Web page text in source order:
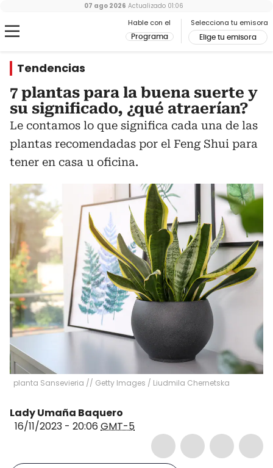
Hable con el
Programa
Selecciona tu emisora
Elige tu emisora
07 ago 2026 Actualizado 01:06
Tendencias
7 plantas para la buena suerte y
su significado, ¿qué atraerían?
Le contamos lo que significa cada una de las
plantas recomendadas por el Feng Shui para
tener en casa u oficina.
planta Sansevieria // Getty Images / Liudmila Chernetska
Lady Umaña Baquero
16/11/2023 - 20:06 GMT-5